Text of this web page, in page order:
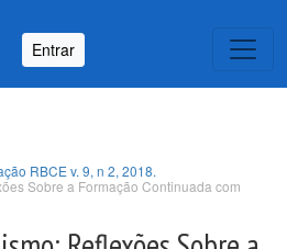
Entrar
RBCE v. 9, n 2, 2018.
Sobre a Formação Continuada com